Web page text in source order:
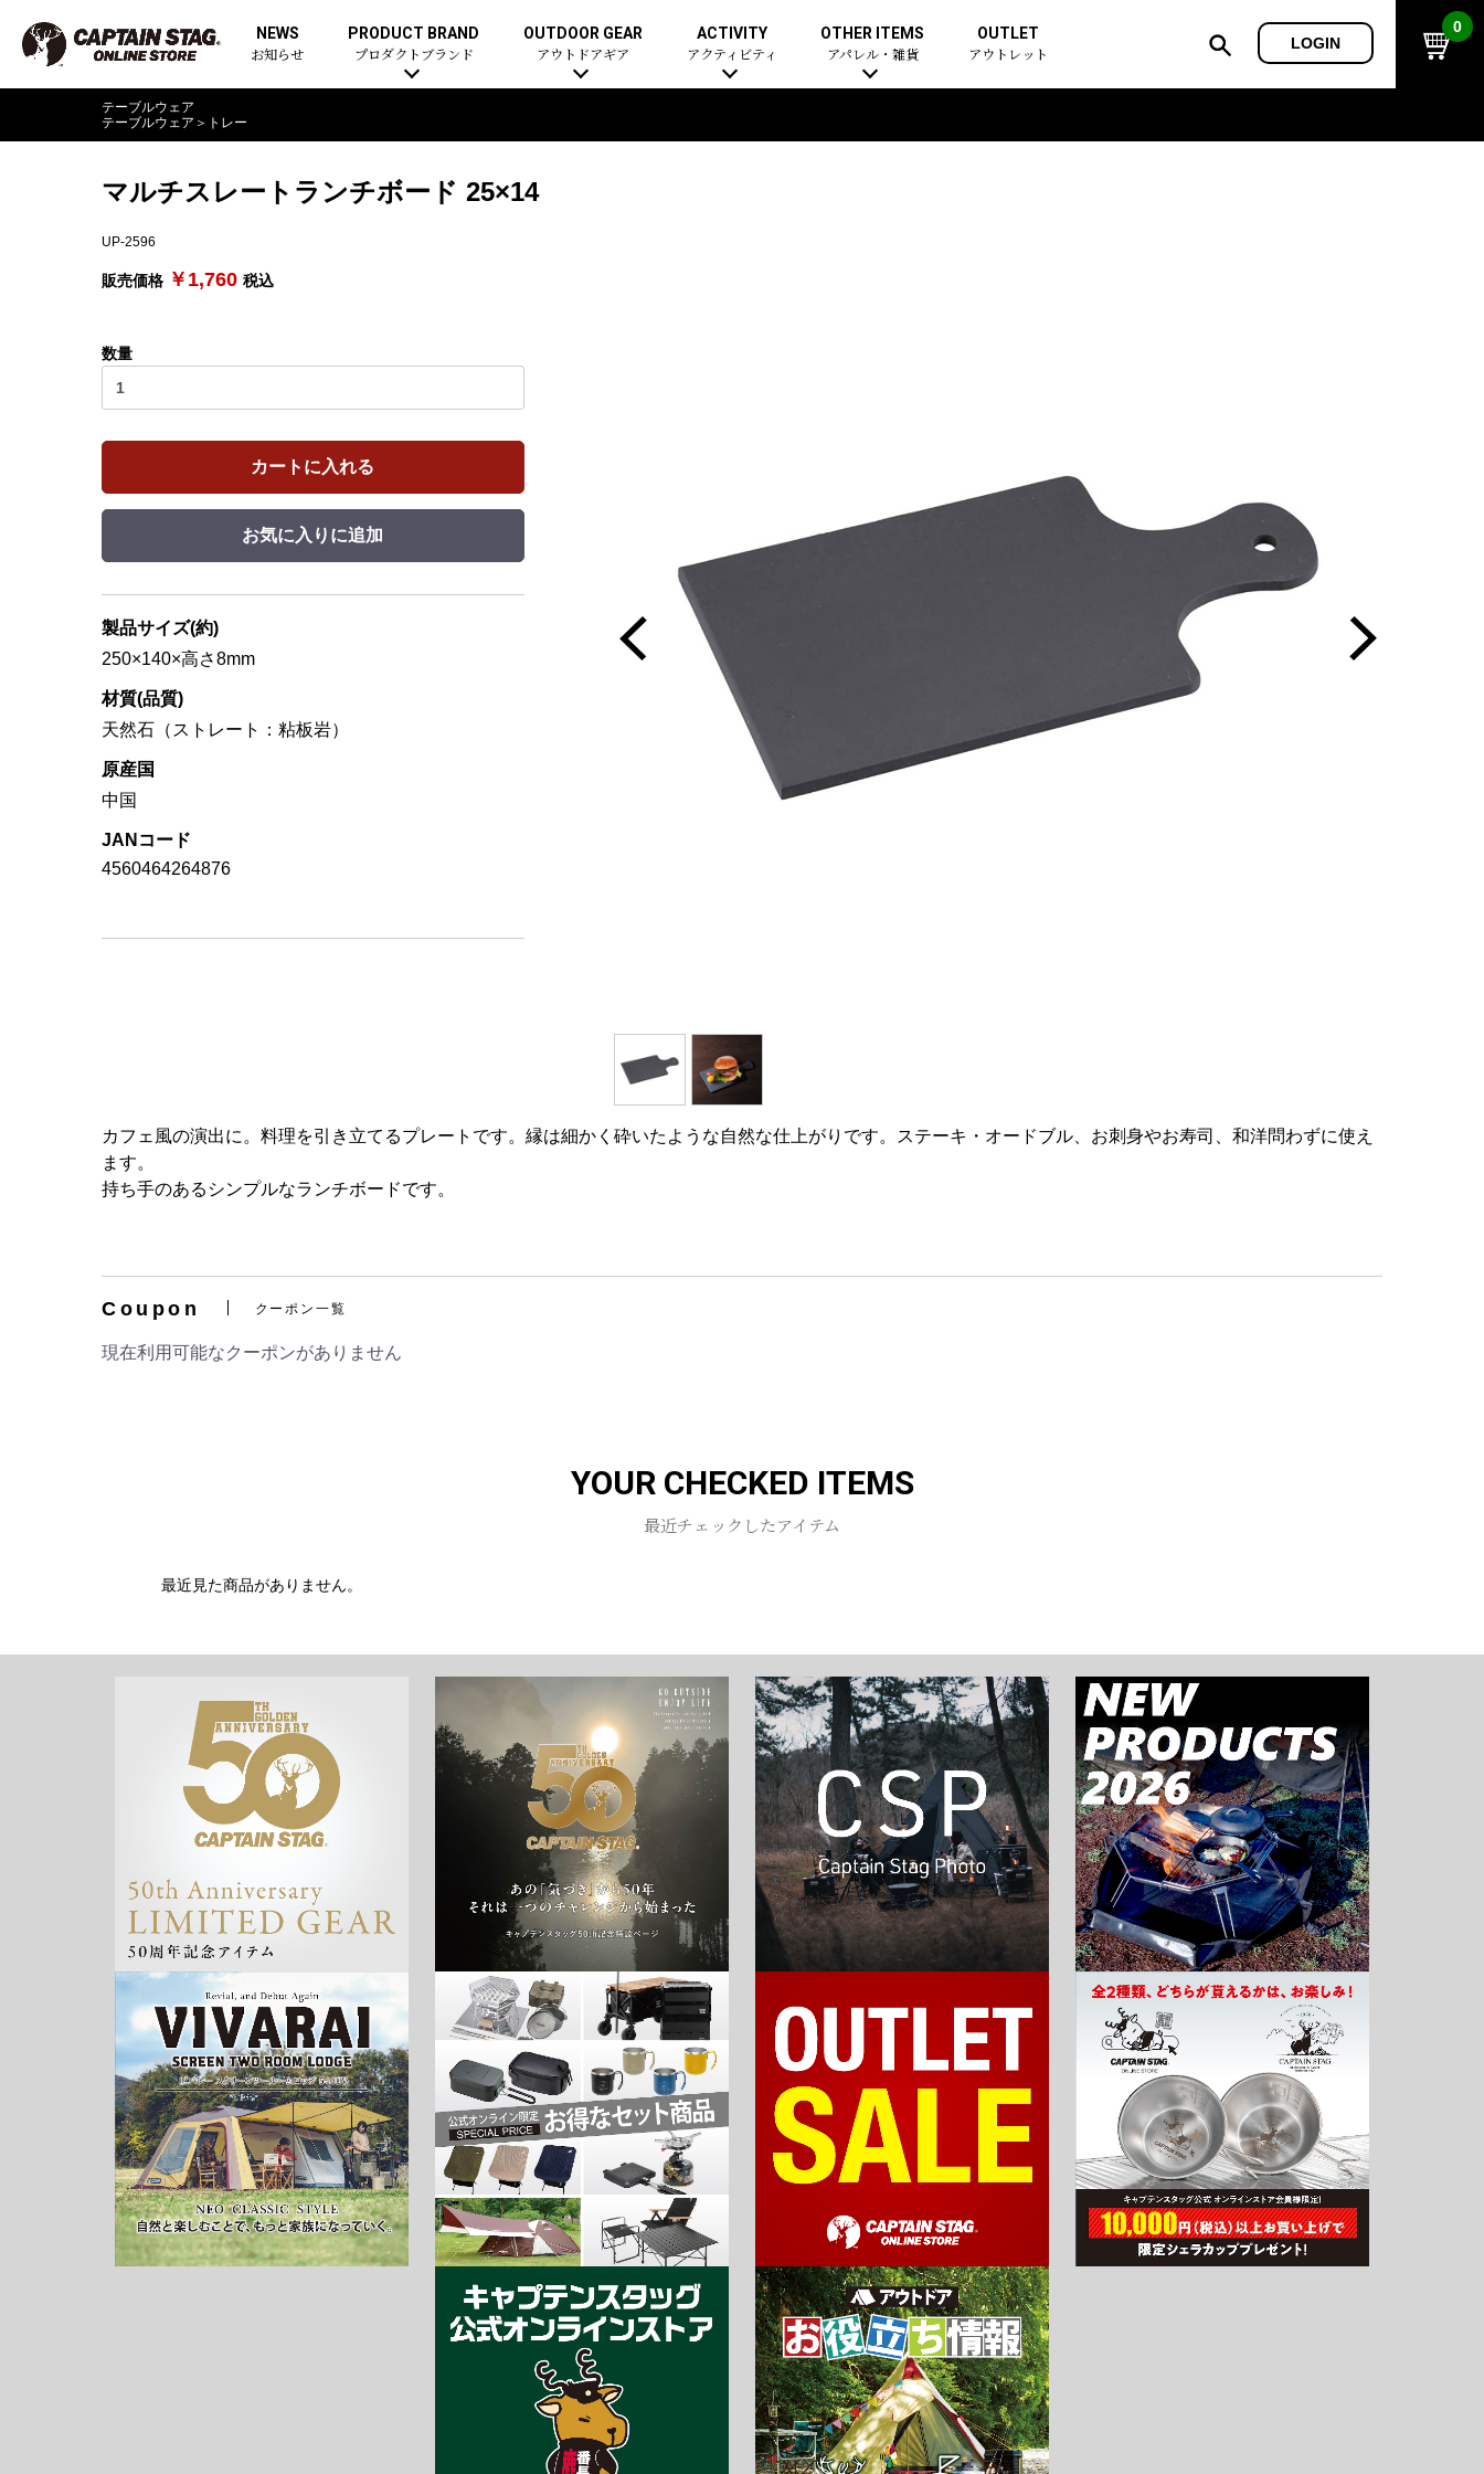
NEWS
お知らせ
PRODUCT BRAND
プロダクトブランド
OUTDOOR GEAR
アウトドアギア
ACTIVITY
アクティビティ
OTHER ITEMS
アパレル・雑貨
OUTLET
アウトレット
LOGIN
0
テーブルウェア
テーブルウェア ＞ トレー
マルチスレートランチボード 25×14
UP-2596
販売価格 ￥1,760 税込
数量
カートに入れる
お気に入りに追加
製品サイズ(約)
250×140×高さ8mm
材質(品質)
天然石（ストレート：粘板岩）
原産国
中国
JANコード
4560464264876
カフェ風の演出に。料理を引き立てるプレートです。縁は細かく砕いたような自然な仕上がりです。ステーキ・オードブル、お刺身やお寿司、和洋問わずに使え
ます。
持ち手のあるシンプルなランチボードです。
Coupon クーポン一覧
現在利用可能なクーポンがありません
YOUR CHECKED ITEMS
最近チェックしたアイテム
最近見た商品がありません。